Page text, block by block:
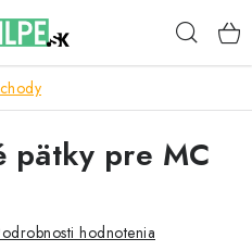
pätky pre MC
hodnotenia